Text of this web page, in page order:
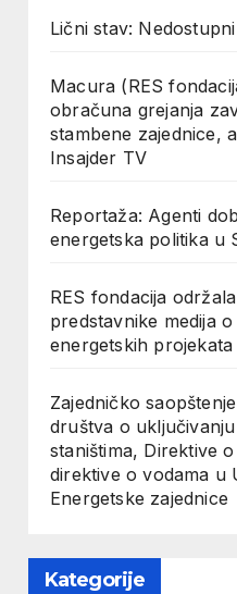
Lični stav:
Macura (RES
obračuna grejanja
stambene zajednice,
Insajder TV
Reportaža: Agenti
energetska politika u
RES fondacija
predstavnike medija
energetskih projekata
Zajedničko
društva o
staništima, Direktive
direktive o vodama u
Energetske zajednice
Kategorije